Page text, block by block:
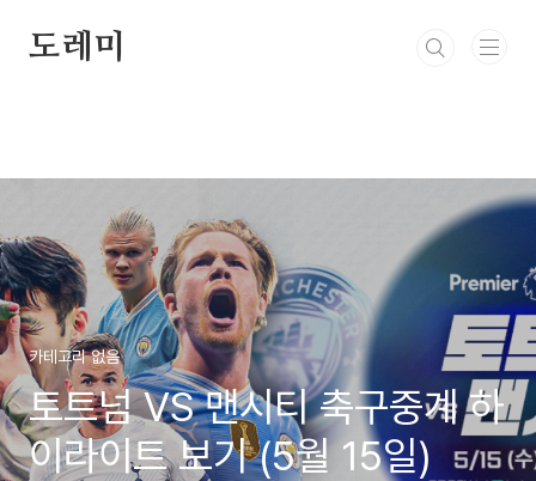
도레미
카테고리 없음
토트넘 VS 맨시티 축구중계 하
이라이트 보기 (5월 15일)